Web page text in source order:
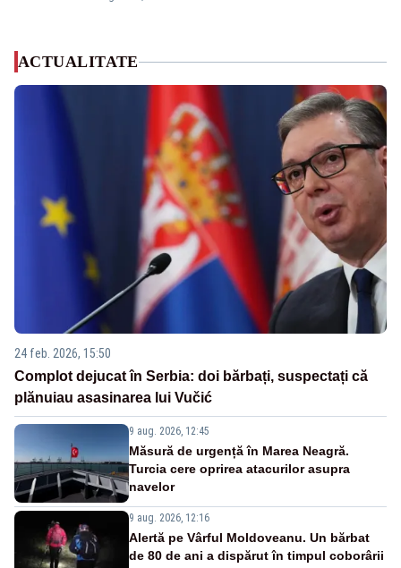
ACTUALITATE
24 feb. 2026, 15:50
Complot dejucat în Serbia: doi bărbați, suspectați că
plănuiau asasinarea lui Vučić
9 aug. 2026, 12:45
Măsură de urgență în Marea Neagră.
Turcia cere oprirea atacurilor asupra
navelor
9 aug. 2026, 12:16
Alertă pe Vârful Moldoveanu. Un bărbat
de 80 de ani a dispărut în timpul coborârii